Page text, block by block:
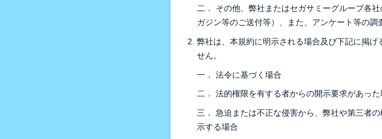
二． その他、弊社またはセガサミーグループ各
ガジン等のご送付等）、また、アンケート等の調
弊社は、本規約に明示される場合及び下記に掲
せん。
一． 法令に基づく場合
二． 法的権限を有する者からの開示要求があった
三． 急迫または不正な侵害から、弊社や第三者
示する場合